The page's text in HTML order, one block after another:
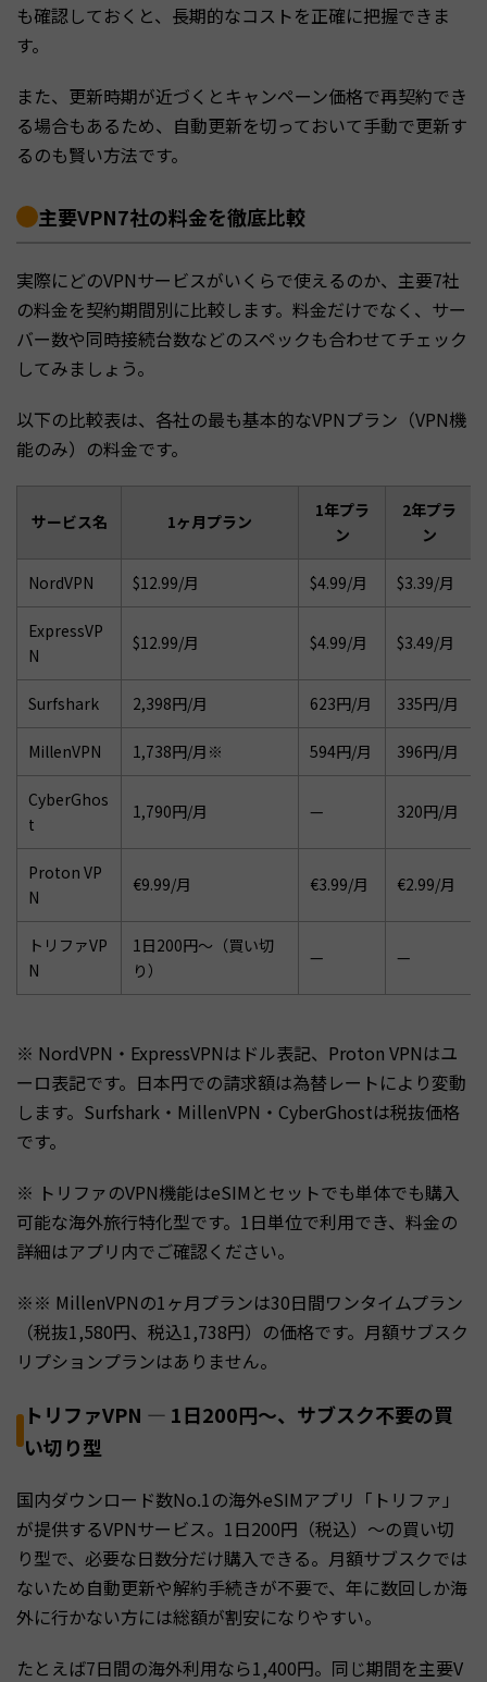
も確認しておくと、長期的なコストを正確に把握できま
す。
また、更新時期が近づくとキャンペーン価格で再契約でき
る場合もあるため、自動更新を切っておいて手動で更新す
るのも賢い方法です。
主要VPN7社の料金を徹底比較
実際にどのVPNサービスがいくらで使えるのか、主要7社
の料金を契約期間別に比較します。料金だけでなく、サー
バー数や同時接続台数などのスペックも合わせてチェック
してみましょう。
以下の比較表は、各社の最も基本的なVPNプラン（VPN機
能のみ）の料金です。
サービス名 1ヶ月プラン
1年プラ
ン
2年プラ
ン
NordVPN $12.99/月 $4.99/月 $3.39/月
ExpressVP
N
$12.99/月 $4.99/月 $3.49/月
Surfshark 2,398円/月 623円/月 335円/月
MillenVPN 1,738円/月※ 594円/月 396円/月
CyberGhos
t
1,790円/月 — 320円/月
Proton VP
N
€9.99/月 €3.99/月 €2.99/月
トリファVP
N
1日200円〜（買い切
り）
— —
※ NordVPN・ExpressVPNはドル表記、Proton VPNはユ
ーロ表記です。日本円での請求額は為替レートにより変動
します。Surfshark・MillenVPN・CyberGhostは税抜価格
です。
※ トリファのVPN機能はeSIMとセットでも単体でも購入
可能な海外旅行特化型です。1日単位で利用でき、料金の
詳細はアプリ内でご確認ください。
※※ MillenVPNの1ヶ月プランは30日間ワンタイムプラン
（税抜1,580円、税込1,738円）の価格です。月額サブスク
リプションプランはありません。
トリファVPN — 1日200円〜、サブスク不要の買
い切り型
国内ダウンロード数No.1の海外eSIMアプリ「トリファ」
が提供するVPNサービス。1日200円（税込）〜の買い切
り型で、必要な日数分だけ購入できる。月額サブスクでは
ないため自動更新や解約手続きが不要で、年に数回しか海
外に行かない方には総額が割安になりやすい。
たとえば7日間の海外利用なら1,400円。同じ期間を主要V